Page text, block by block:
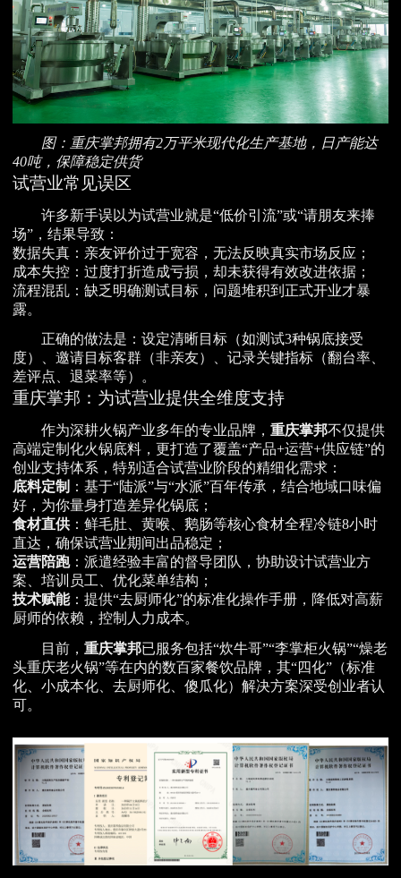
图：重庆掌邦拥有2万平米现代化生产基地，日产能达
40吨，保障稳定供货
试营业常见误区
许多新手误以为试营业就是“低价引流”或“请朋友来捧
场”，结果导致：
数据失真：亲友评价过于宽容，无法反映真实市场反应；
成本失控：过度打折造成亏损，却未获得有效改进依据；
流程混乱：缺乏明确测试目标，问题堆积到正式开业才暴
露。
正确的做法是：设定清晰目标（如测试3种锅底接受
度）、邀请目标客群（非亲友）、记录关键指标（翻台率、
差评点、退菜率等）。
重庆掌邦：为试营业提供全维度支持
作为深耕火锅产业多年的专业品牌， 重庆掌邦不仅提供
高端定制化火锅底料，更打造了覆盖“产品+运营+供应链”的
创业支持体系，特别适合试营业阶段的精细化需求：
底料定制 ：基于“陆派”与“水派”百年传承，结合地域口味偏
好，为你量身打造差异化锅底；
食材直供：鲜毛肚、黄喉、鹅肠等核心食材全程冷链8小时
直达，确保试营业期间出品稳定；
运营陪跑：派遣经验丰富的督导团队，协助设计试营业方
案、培训员工、优化菜单结构；
技术赋能：提供“去厨师化”的标准化操作手册，降低对高薪
厨师的依赖，控制人力成本。
目前， 重庆掌邦已服务包括“炊牛哥”“李掌柜火锅”“燥老
头重庆老火锅”等在内的数百家餐饮品牌，其“四化”（标准
化、小成本化、去厨师化、傻瓜化）解决方案深受创业者认
可。